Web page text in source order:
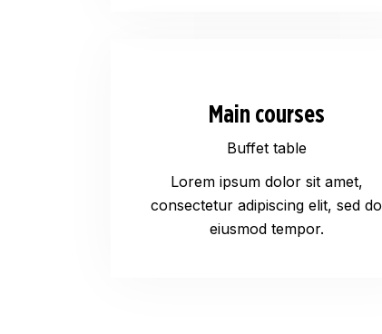
Main courses
Buffet table
Lorem ipsum dolor sit amet,
consectetur adipiscing elit, sed do
eiusmod tempor.